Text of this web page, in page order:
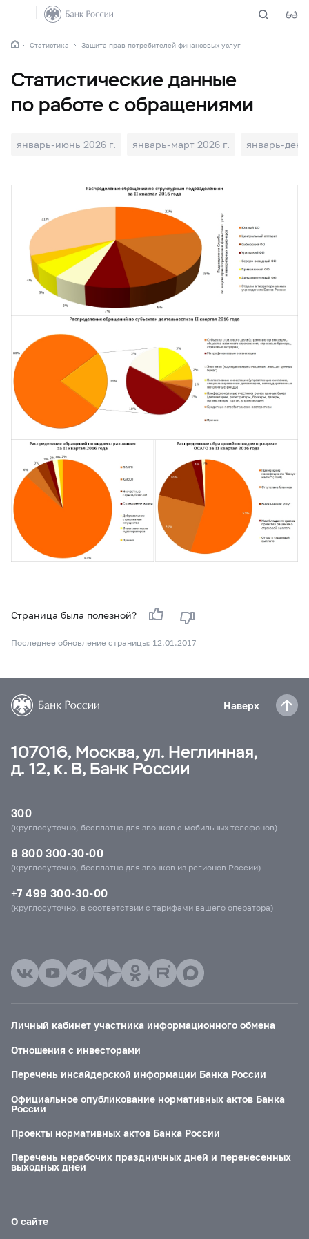
Статистика Защита прав потребителей финансовых услуг
Статистические данные
по работе с обращениями
январь-июнь 2026 г. январь-март 2026 г. январь-
Страница была полезной?
Последнее обновление страницы: 12.01.2017
Наверх
107016, Москва, ул. Неглинная,
д. 12, к. В, Банк России
300
(круглосуточно, бесплатно для звонков с мобильных телефонов)
8 800 300-30-00
(круглосуточно, бесплатно для звонков из регионов России)
+7 499 300-30-00
(круглосуточно, в соответствии с тарифами вашего оператора)
Личный кабинет участника информационного обмена
Отношения с инвесторами
Перечень инсайдерской информации Банка России
Официальное опубликование нормативных актов Банка
России
Проекты нормативных актов Банка России
Перечень нерабочих праздничных дней и перенесенных
выходных дней
О сайте